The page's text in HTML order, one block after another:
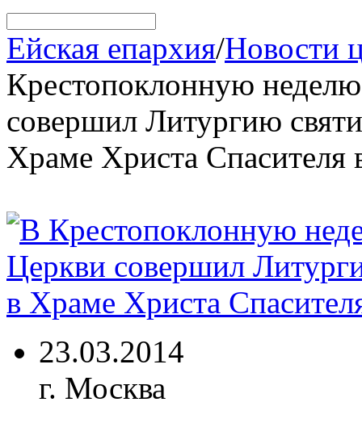
Ейская епархия/Новости
Крестопоклонную
совершил Литургию
Храме Христа Спасителя
23.03.2014
г. Москва